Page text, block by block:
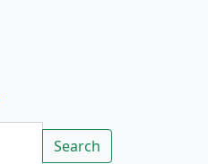
Rechercher
Search